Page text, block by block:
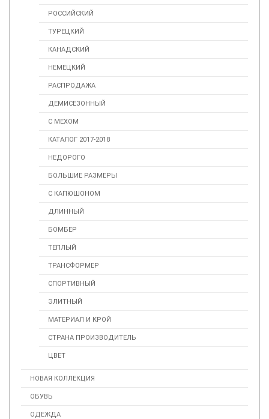
РОССИЙСКИЙ
ТУРЕЦКИЙ
КАНАДСКИЙ
НЕМЕЦКИЙ
РАСПРОДАЖА
ДЕМИСЕЗОННЫЙ
С МЕХОМ
КАТАЛОГ 2017-2018
НЕДОРОГО
БОЛЬШИЕ РАЗМЕРЫ
С КАПЮШОНОМ
ДЛИННЫЙ
БОМБЕР
ТЕПЛЫЙ
ТРАНСФОРМЕР
СПОРТИВНЫЙ
ЭЛИТНЫЙ
МАТЕРИАЛ И КРОЙ
СТРАНА ПРОИЗВОДИТЕЛЬ
ЦВЕТ
НОВАЯ КОЛЛЕКЦИЯ
ОБУВЬ
ОДЕЖДА